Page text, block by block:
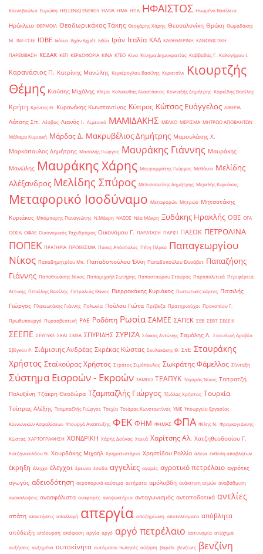
Κοινοβούλιο Ευρώπη ΗELLENiQ ENERGY ΗΛΕΙΑ ΗΜΑ ΗΠΑ ΗΦΑΙΣΤΟΣ Ηνωμένο Βασίλειο
Ηράκλειο ΘΕΡΜΟΙΛ Θεοδωρικάκος Τάκης Θεοχάρης Χάρης Θεσσαλονίκη Θράκη Θωμαδάκης
Μ. ΙΝΕ-ΓΣΕΕ ΙΟΒΕ Ικόνιο Ιλχάν Αχμέτ Ινδία Ιράν Ιταλία ΚΑΔ ΚΑΘΗΜΕΡΙΝΗ ΚΑΝΟΝΙΣΤΙΚΗ
ΠΑΡΕΜΒΑΣΗ ΚΕΔΑΚ ΚΕΠ ΚΕΡΔΟΦΟΡΙΑ ΚΙΝΑ ΚΤΕΟ Κίνα Κίνημα Δημοκρατίας Καββαθάς Γ. Καλογήρου Ι.
Καρανάσιος Π. Κατρίνης Μανώλης Κεγκέρογλου Βασίλης Κερατσίνι
Κιουρτζής
Θέμης Κιούσης Μιχάλης Κλίμα Κολοκυθάς Αναστάσιος Κονταξής Δημήτρης Κορκίδης Βασίλης
Κρήτη Κρίντας Θ. Κυρανάκης Κωνσταντίνος Κύπρος Κώτσος Ευάγγελος ΛΙΒΕΡΙΑ
Λάτσης Σπ. Λέσβος Λιανός Ι. Λιμενικό ΜΑΜΙΔΑΚΗΣ ΜΕΛΚΟ ΜΕΡΙΣΜΑ ΜΗΤΡΩΟ ΑΠΟΒΛΗΤΩΝ
Μάλαμα Κυριακή Μάρδας Δ. Μακρυβέλιος Δημήτρης Μαμουλάκης Χ.
Μαρκόπουλος Δημήτρης Μασαλής Γιώργος Μαυράκης Γιάννης Μαυράκης
Μανώλης Μαυράκης Χάρης Μαυρομμάτης Γιώργος Μεθάνιο Μελίδης
Αλέξανδρος Μελίδης Σπύρος Μελισσανίδης Δημήτρης Μερελής Κυριάκος
Μεταφορικό Ισοδύναμο Μεταφορών Μητρώο Μητσοτάκης
Κυριάκος Μπόμπορης Παναγιώτης Ν.Μάκρη ΝΑΞΟΣ Νέα Μάκρη Ξυδάκης Ηρακλής ΟΒΕ ΟΓΑ
ΟΟΣΑ ΟΦΑΕ Οικονομικός Ταχυδρόμος Οικονόμου Γ. ΠΑΡΑΤΑΣΗ ΠΑΡΙΣΙ ΠΑΣΟΚ ΠΕΤΡΟΛΙΝΑ
ΠΟΠΕΚ ΠΡΑΤΗΡΙΑ ΠΡΟΘΕΣΜΙΑ Πάνας Απόστολος Πέτη Πέρκα Παπαγεωργίου
Νίκος Παπαδημητρίου Μπ. Παπαδοπούλου Έλλη Παπαδοπούλου Ελισάβετ Παπαζήσης
Γιάννης Παπαθανάσης Νίκος Παπαμιχαήλ Σωτήρης Παπασταύρου Σταύρος Παραπολιτικά Περιφέρεια
Αττικής Πετκίδης Βασίλης Πετραλιάς Θάνος Πιερρακάκης Κυριάκος Πιστωτικές κάρτες Πιτσιλής
Γιώργος Πλακιωτάκης Γιάννης Πολωνία Πούλου Γιώτα Πρέβεζα Πρατηριούχοι Προκοπίου Γ.
Πρωθυπουργό Πυροσβεστική ΡΑΕ Ροδόπη Ρωσία ΣΑΜΕΕ ΣΑΠΕΚ ΣΕΒ ΣΕΒΤ ΣΕΔΕ ΙΙ
ΣΕΕΠΕ ΣΕΥΠΥΚΕ ΣΚΑΙ ΣΜΕΑ ΣΠΥΡΙΔΗΣ ΣΥΡΙΖΑ Σάκκος Αντώνης Σαμόλης Λ. Σαουδική Αραβία
Σβίγκου Ρ. Σιάμισιης Ανδρέας Σκρέκας Κώστας Σκυλακάκης Θ. ΣτΕ Σταυράκης
Χρήστος Σταϊκούρας Χρήστος Στράτος Σιμόπουλος Σωκράτης Φάμελλος Σύνταξη
Σύστημα Εισροών - Εκροών ΤΑΜΕΙΟ ΤΕΑΠΥΚ Ταγαράς Νίκος Ταπρατζή
Πολυξένη Τζάκρη Θεοδώρα Τζαμπαζλής Γιώργος Τζιόλας Χρήστος Τουρκία
Τσίπρας Αλέξης Τσαμπαζλής Γιώργος Τσεχία Τσιάρας Κωνσταντίνος ΥΜΕ Υπουργείο Εργασίας
Κοινωνικών Ασφαλίσεων Υπουργό Ανάπτυξης ΦΕΚ ΦΗΜ ΦΗΜΑΣ ΦΠΑ Φίλης Ν. Φραγκογιάννης
Κώστας ΧΑΡΤΟΓΡΑΦΗΣΗ ΧΟΝΔΡΙΚΗ Χάρης Δούκας Χανιά Χαρίτσης Αλ. Χατζηθεοδοσίου Γ.
Χατζηνικολάου Ν. Χουρδάκης Μιχαήλ Χρηματιστήριο Χρηστίδου Ραλλία άδεια έκθεση αποβλήτων
έκρηξη έλεγχο έλεγχοι έρευνα έσοδα αγγελίες αγορές αγροτικό πετρέλαιο αγρότες
αγωγός αδειοδότηση αεροπορικά καύσιμα αιτήματα αμόλυβδη ανάκτηση ατμών αναβάθμιση
ανακαλύψεις ανασφάλιστα αναφορές αναψυκτήρια ανταγωνισμός ανταποδοτικά αντλίες
απάτη απαιτήσεις απαλλαγή απεργία αποζημίωση αποτελέσματα απόβλητα
απόδειξη απόσυρση απόφαση αργία αργό αργό πετρέλαιο αστυνομία ατύχημα
αυξήσεις αυξημένα αυτοκίνητα αυτόματοι πωλητές αύξηση βαρέλι βενζίνες βενζίνη